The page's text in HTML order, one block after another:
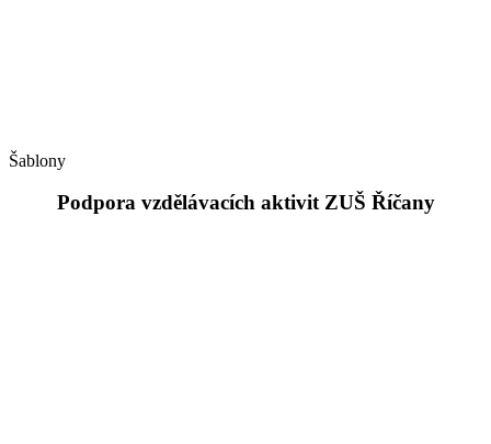
Šablony
Podpora vzdělávacích aktivit ZUŠ Říčany